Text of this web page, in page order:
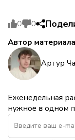
0 0
Автор материала
Артур
Еженедельная
нужное в одном